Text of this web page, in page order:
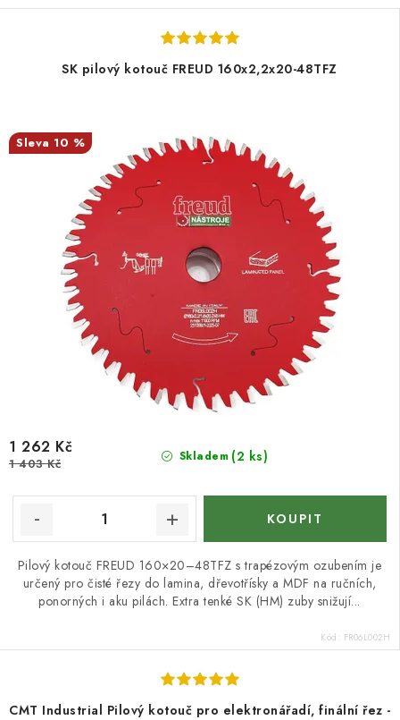
SK pilový kotouč FREUD 160x2,2x20-48TFZ
10 %
Skladem (2 ks)
1 262 Kč
1 403 Kč
Pilový kotouč FREUD 160×20–48TFZ s trapézovým ozubením je
určený pro čisté řezy do lamina, dřevotřísky a MDF na ručních,
ponorných i aku pilách. Extra tenké SK (HM) zuby snižují...
Kód: FR06L002H
CMT Industrial Pilový kotouč pro elektronářadí, finální řez -